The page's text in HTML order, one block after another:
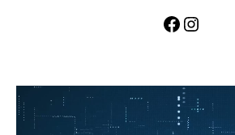
Facebook